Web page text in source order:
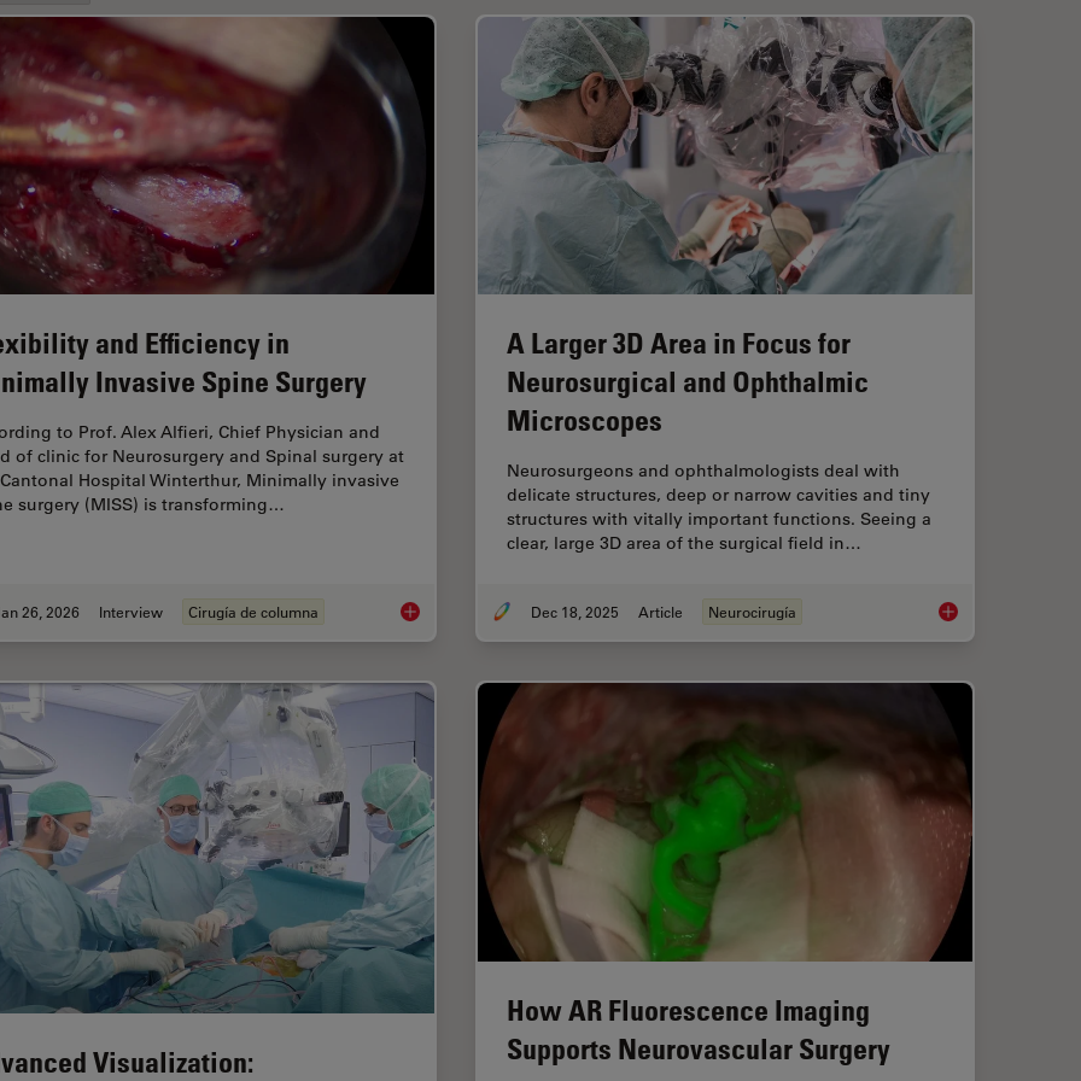
and Efficiency in
Invasive Spine Surgery
to Prof. Alex Alfieri, Chief Physician and
of clinic for Neurosurgery and Spinal surgery at
Hospital Winterthur, Minimally invasive
surgery (MISS) is transforming…
26, 2026 Interview Cirugía de columna Flexibility and Efficiency in Minimally Invasive Spine Surgery
A Larger 3D Area in Focus for
Neurosurgical and Ophthalmic
Microscopes
Neurosurgeons and ophthalmologists deal with
delicate structures, deep or narrow cavities and tiny
structures with vitally important functions. Seeing a
clear, large 3D area of the surgical field in…
Dec 18, 2025 Article Neurocirugía A Larger 3D Area in
Visualization:
How AR Fluorescence Imaging
Supports Neurovascular Surgery